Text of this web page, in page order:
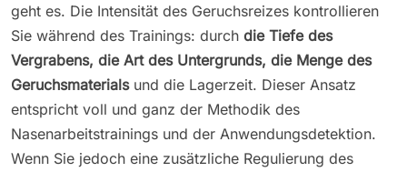
geht es. Die Intensität des Geruchsreizes kontrollieren
Sie während des Trainings: durch die Tiefe des
Vergrabens, die Art des Untergrunds, die Menge des
Geruchsmaterialsund die Lagerzeit. Dieser Ansatz
entspricht voll und ganz der Methodik des
Nasenarbeitstrainings und der Anwendungsdetektion.
Wenn Sie jedoch eine zusätzliche Regulierung des